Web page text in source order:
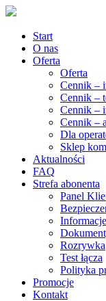
Start
O nas
Oferta
Oferta
Cennik –
Cennik –
Cennik –
Cennik –
Dla
Sklep
Aktualności
FAQ
Strefa abonenta
Panel
Rozrywka
Test łącza
Polityka
Promocje
Kontakt